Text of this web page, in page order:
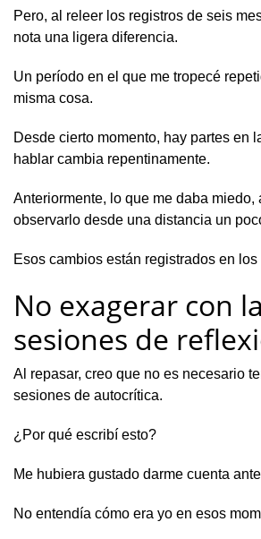
Pero, al releer los registros de seis
nota una ligera diferencia.
Un período en el que me tropecé
misma cosa.
Desde cierto momento, hay partes en
hablar cambia repentinamente.
Anteriormente, lo que me daba miedo,
observarlo desde una distancia un
Esos cambios están registrados en
No exagerar con
sesiones de
Al repasar, creo que no es necesario
sesiones de autocrítica.
¿Por qué escribí esto?
Me hubiera gustado darme cuenta
No entendía cómo era yo en esos